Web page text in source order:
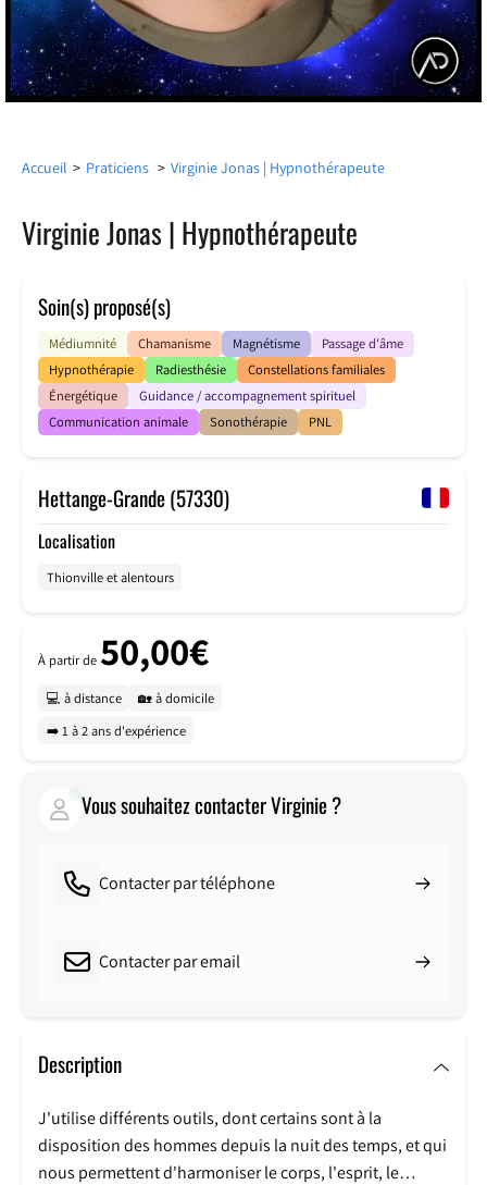
Accueil > Praticiens > Virginie Jonas | Hypnothérapeute
Virginie Jonas | Hypnothérapeute
Soin(s) proposé(s)
Médiumnité Chamanisme Magnétisme
Passage d'âme
Hypnothérapie
Radiesthésie
Constellations familiales
Énergétique
Guidance / accompagnement spirituel
Communication animale
Sonothérapie PNL
Hettange-Grande (57330)
Localisation
Thionville et alentours
À partir de 50,00€
💻 à distance
🏡 à domicile
➡️ 1 à 2 ans d'expérience
Vous souhaitez contacter Virginie ?
Contacter par téléphone
Contacter par email
Description
J'utilise différents outils, dont certains sont à la
disposition des hommes depuis la nuit des temps, et qui
nous permettent d'harmoniser le corps, l'esprit, le